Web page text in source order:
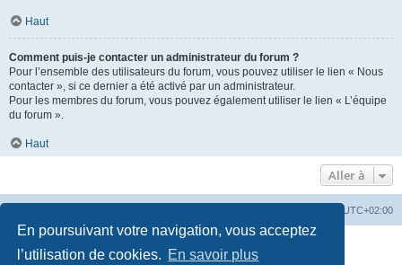
En poursuivant votre navigation, vous acceptez
l’utilisation de cookies. En savoir plus
Haut
Comment puis-je contacter un administrateur du forum ?
Pour l’ensemble des utilisateurs du forum, vous pouvez utiliser le lien « Nous
contacter », si ce dernier a été activé par un administrateur.
Pour les membres du forum, vous pouvez également utiliser le lien « L’équipe
du forum ».
Haut
Aller à
UTC+02:00
Traduit parphpBB-fr.com